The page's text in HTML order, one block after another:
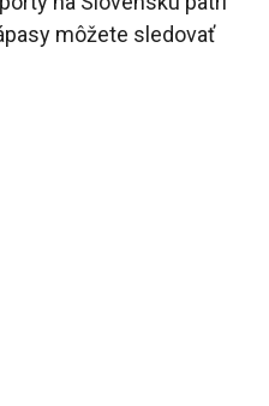
môžete sledovať